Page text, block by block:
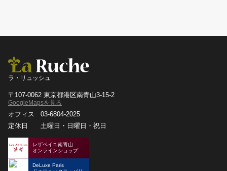
ラ・リュッシュ
〒107-0062 東京都港区南青山3-15-2
GoogleMapsを見る
オフィス
03-6804-2025
定休日
土曜日・日曜日・祝日
レザベイユ南青山
オンラインショップ
DeLuxe Paris